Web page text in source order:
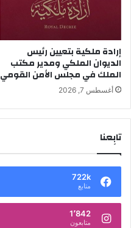
إرادة ملكية بتعيين رئيس
الديوان الملكي ومدير مكتب
الملك في مجلس الأمن القومي
أغسطس 7, 2026
تابِعنا
722k
متابع
1٬842
متابعون